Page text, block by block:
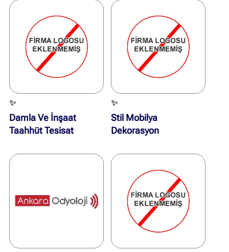
✨
Damla Ve İnşaat
Taahhüt Tesisat
✨
Stil Mobilya
Dekorasyon